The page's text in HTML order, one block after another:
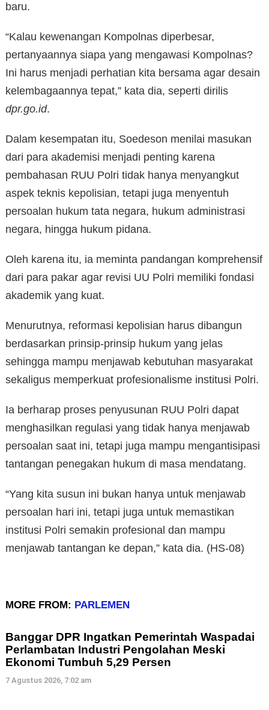
baru.
“Kalau kewenangan Kompolnas diperbesar,
pertanyaannya siapa yang mengawasi Kompolnas?
Ini harus menjadi perhatian kita bersama agar desain
kelembagaannya tepat,” kata dia, seperti dirilis
dpr.go.id.
Dalam kesempatan itu, Soedeson menilai masukan
dari para akademisi menjadi penting karena
pembahasan RUU Polri tidak hanya menyangkut
aspek teknis kepolisian, tetapi juga menyentuh
persoalan hukum tata negara, hukum administrasi
negara, hingga hukum pidana.
Oleh karena itu, ia meminta pandangan komprehensif
dari para pakar agar revisi UU Polri memiliki fondasi
akademik yang kuat.
Menurutnya, reformasi kepolisian harus dibangun
berdasarkan prinsip-prinsip hukum yang jelas
sehingga mampu menjawab kebutuhan masyarakat
sekaligus memperkuat profesionalisme institusi Polri.
Ia berharap proses penyusunan RUU Polri dapat
menghasilkan regulasi yang tidak hanya menjawab
persoalan saat ini, tetapi juga mampu mengantisipasi
tantangan penegakan hukum di masa mendatang.
“Yang kita susun ini bukan hanya untuk menjawab
persoalan hari ini, tetapi juga untuk memastikan
institusi Polri semakin profesional dan mampu
menjawab tantangan ke depan,” kata dia. (HS-08)
MORE FROM: PARLEMEN
Banggar DPR Ingatkan Pemerintah Waspadai
Perlambatan Industri Pengolahan Meski
Ekonomi Tumbuh 5,29 Persen
7 Agustus 2026, 7:02 am